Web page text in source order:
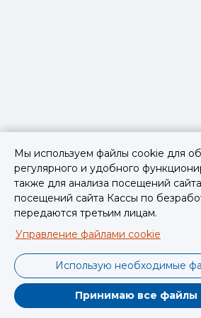
Powered by
Мы используем файлы cookie для
регулярного и удобного
также для анализа посещений
посещений сайта Кассы по
передаются третьим лицам.
Управление файлами cookie
Использую необходимые
Принимаю все файлы